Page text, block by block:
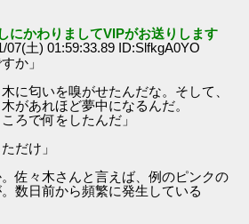
にかわりましてVIPがお送りします
07(土) 01:59:33.89 ID:SlfkgA0YO
か」
に匂いを嗅がせたんだな。そして、
あれほど夢中になるんだ。
で何をしたんだ」
だけ」
佐々木さんと言えば、例のピンクの
日前から頻繁に発生している